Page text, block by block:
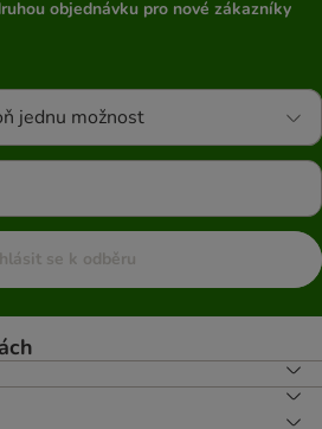
objednávku pro nové zákazníky
jednu možnost
se k odběru